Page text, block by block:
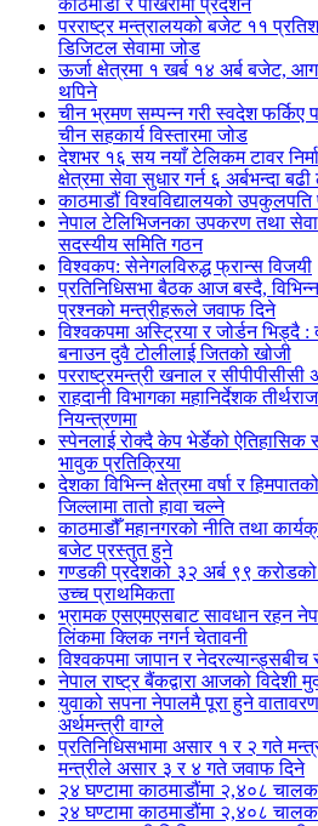
काठमाडौं र पोखरामा प्रदर्शन
परराष्ट्र मन्त्रालयको बजेट ११
डिजिटल सेवामा जोड
ऊर्जा क्षेत्रमा १ खर्ब १४ अर्ब बजेट,
थपिने
चीन भ्रमण सम्पन्न गरी स्वदेश फर्किए
चीन सहकार्य विस्तारमा जोड
देशभर १६ सय नयाँ टेलिकम टावर
क्षेत्रमा सेवा सुधार गर्न ६ अर्बभन्दा बढी
काठमाडौं विश्वविद्यालयको
नेपाल टेलिभिजनका उपकरण तथा सेवा
सदस्यीय समिति गठन
विश्वकप: सेनेगलविरुद्ध फ्रान्स विजयी
प्रतिनिधिसभा बैठक आज बस्दै,
प्रश्नको मन्त्रीहरूले जवाफ दिने
विश्वकपमा अस्ट्रिया र जोर्डन भिड्दै
बनाउन दुवै टोलीलाई जितको खोजी
परराष्ट्रमन्त्री खनाल र सीपीपीसीसी
राहदानी विभागका महानिर्देशक
नियन्त्रणमा
स्पेनलाई रोक्दै केप भेर्डेको ऐतिहासिक
भावुक प्रतिक्रिया
देशका विभिन्न क्षेत्रमा वर्षा र
जिल्लामा तातो हावा चल्ने
काठमाडौँ महानगरको नीति तथा
बजेट प्रस्तुत हुने
गण्डकी प्रदेशको ३२ अर्ब ९९ करोडको
उच्च प्राथमिकता
भ्रामक एसएमएसबाट सावधान रहन
लिंकमा क्लिक नगर्न चेतावनी
विश्वकपमा जापान र नेदरल्यान्ड्सबीच
नेपाल राष्ट्र बैंकद्वारा आजको विदेशी
युवाको सपना नेपालमै पूरा हुने
अर्थमन्त्री वाग्ले
प्रतिनिधिसभामा असार १ र २ गते
मन्त्रीले असार ३ र ४ गते जवाफ दिने
२४ घण्टामा काठमाडौंमा २,४०८ चालक
२४ घण्टामा काठमाडौंमा २,४०८ चालक